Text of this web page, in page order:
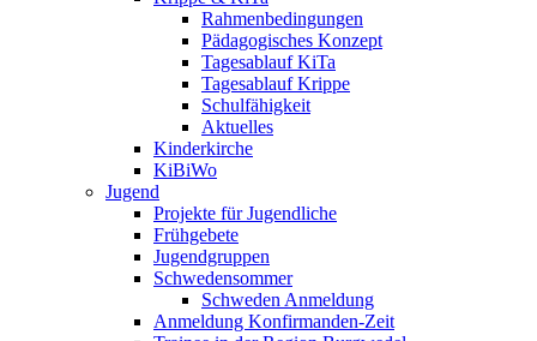
Rahmenbedingungen
Pädagogisches Konzept
Tagesablauf KiTa
Tagesablauf Krippe
Schulfähigkeit
Aktuelles
Kinderkirche
KiBiWo
Jugend
Projekte für Jugendliche
Frühgebete
Jugendgruppen
Schwedensommer
Schweden Anmeldung
Anmeldung Konfirmanden-Zeit